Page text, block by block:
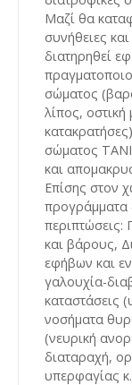
Μαζί θα
συνήθειες
διατηρηθεί
σώματος
λίπος,
σώματος
και
Επίσης στον
προγράμματα
περιπτώσεις:
και βάρους,
εφήβων και
γαλουχία-
καταστάσεις
νοσήματα
(νευρική
διαταραχή,
υπερφαγίας